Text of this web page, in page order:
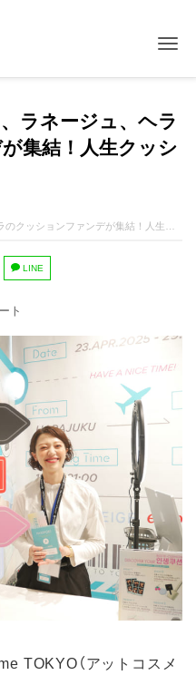
ラネージュ、ヘラ
集結！人生クッシ
ンファンデが集結！人生クッションを探そう
LINE
ト
TOKYO（アットコスメ